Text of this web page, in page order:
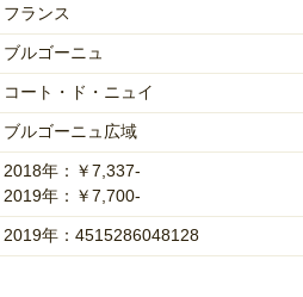
フランス
ブルゴーニュ
コート・ド・ニュイ
ブルゴーニュ広域
2018年：￥7,337-
2019年：￥7,700-
2019年：4515286048128